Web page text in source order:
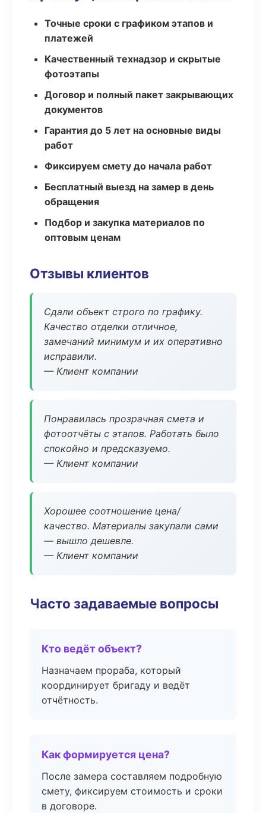
Точные сроки с графиком этапов и
платежей
Качественный технадзор и скрытые
фотоэтапы
Договор и полный пакет закрывающих
документов
Гарантия до 5 лет на основные виды
работ
Фиксируем смету до начала работ
Бесплатный выезд на замер в день
обращения
Подбор и закупка материалов по
оптовым ценам
Отзывы клиентов
Сдали объект строго по графику.
Качество отделки отличное,
замечаний минимум и их оперативно
исправили.
— Клиент компании
Понравилась прозрачная смета и
фотоотчёты с этапов. Работать было
спокойно и предсказуемо.
— Клиент компании
Хорошее соотношение цена/
качество. Материалы закупали сами
— вышло дешевле.
— Клиент компании
Часто задаваемые вопросы
Кто ведёт объект?
Назначаем прораба, который
координирует бригаду и ведёт
отчётность.
Как формируется цена?
После замера составляем подробную
смету, фиксируем стоимость и сроки
в договоре.